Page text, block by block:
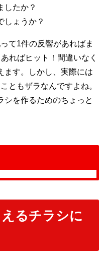
したか？
しょうか？
て1件の反響があればま
ればヒット！間違いなく
ます。しかし、実際には
ともザラなんですよね。
シを作るためのちょっと
るチラシに